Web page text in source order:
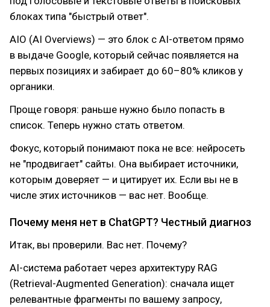
блоках типа "быстрый ответ".
AIO (AI Overviews) — это блок с AI-ответом прямо
в выдаче Google, который сейчас появляется на
первых позициях и забирает до 60–80% кликов у
органики.
Проще говоря: раньше нужно было попасть в
список. Теперь нужно стать ответом.
Фокус, который понимают пока не все: нейросеть
не "продвигает" сайты. Она выбирает источники,
которым доверяет — и цитирует их. Если вы не в
числе этих источников — вас нет. Вообще.
Почему меня нет в ChatGPT? Честный диагноз
Итак, вы проверили. Вас нет. Почему?
AI-система работает через архитектуру RAG
(Retrieval-Augmented Generation): сначала ищет
релевантные фрагменты по вашему запросу,